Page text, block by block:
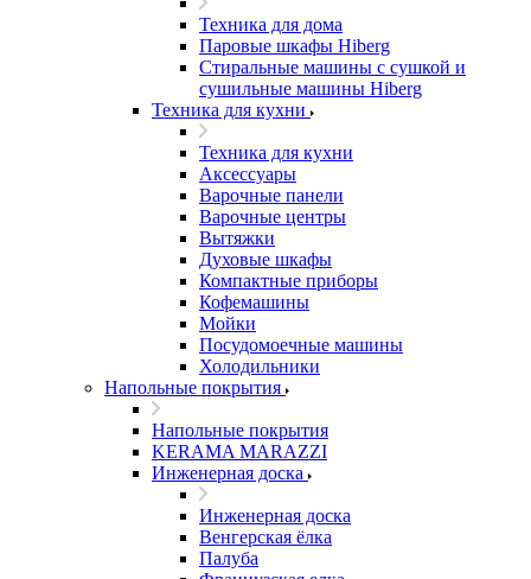
Техника для дома
Паровые шкафы Hiberg
Стиральные машины с сушкой и
сушильные машины Hiberg
Техника для кухни
Техника для кухни
Аксессуары
Варочные панели
Варочные центры
Вытяжки
Духовые шкафы
Компактные приборы
Кофемашины
Мойки
Посудомоечные машины
Холодильники
Напольные покрытия
Напольные покрытия
KERAMA MARAZZI
Инженерная доска
Инженерная доска
Венгерская ёлка
Палуба